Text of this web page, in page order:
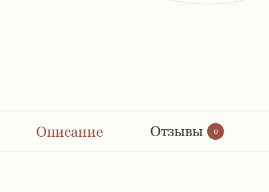
Описание Отзывы 0